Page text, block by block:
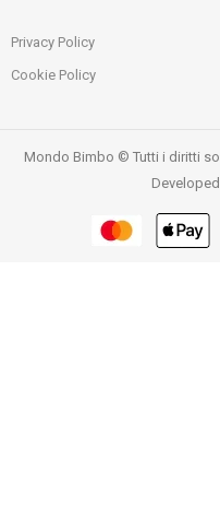
Privacy Policy
Cookie Policy
Mondo Bimbo © Tutti i diritti